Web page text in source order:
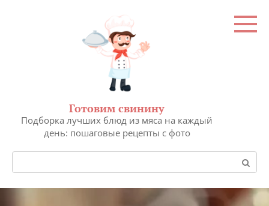
Готовим свинину
Подборка лучших блюд из мяса на каждый
день: пошаговые рецепты с фото
Поиск: